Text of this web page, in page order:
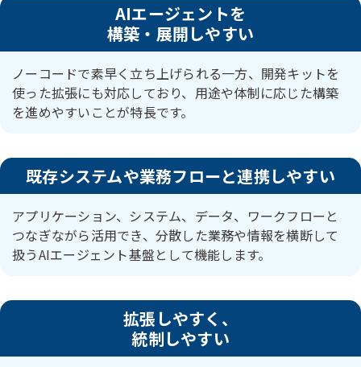
AIエージェントを
構築・展開しやすい
ノーコードで素早く立ち上げられる一方、開発キットを
使った拡張にも対応しており、用途や体制に応じた構築
を進めやすいことが特長です。
既存システムや業務フローと連携しやすい
アプリケーション、システム、データ、ワークフローと
つなぎながら活用でき、分散した業務や情報を横断して
扱うAIエージェント基盤として機能します。
拡張しやすく、
統制しやすい